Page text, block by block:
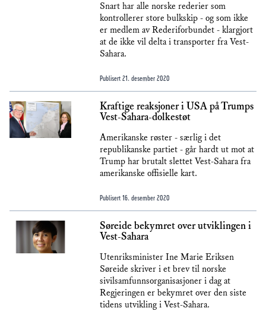
Snart har alle norske rederier som
kontrollerer store bulkskip - og som ikke
er medlem av Rederiforbundet - klargjort
at de ikke vil delta i transporter fra Vest-
Sahara.
Publisert 21. desember 2020
Kraftige reaksjoner i USA på Trumps
Vest-Sahara-dolkestøt
Amerikanske røster - særlig i det
republikanske partiet - går hardt ut mot at
Trump har brutalt slettet Vest-Sahara fra
amerikanske offisielle kart.
Publisert 16. desember 2020
Søreide bekymret over utviklingen i
Vest-Sahara
Utenriksminister Ine Marie Eriksen
Søreide skriver i et brev til norske
sivilsamfunnsorganisasjoner i dag at
Regjeringen er bekymret over den siste
tidens utvikling i Vest-Sahara.